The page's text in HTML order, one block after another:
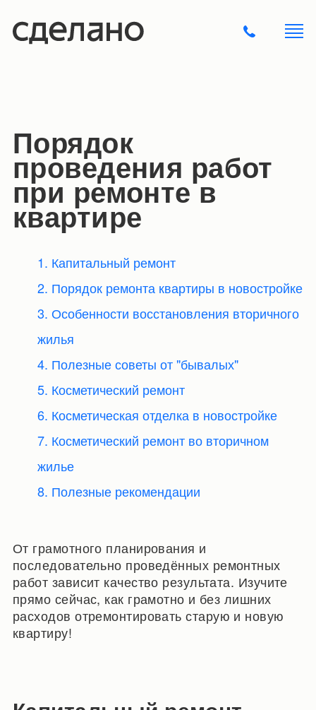
Порядок
проведения работ
при ремонте в
квартире
1. Капитальный ремонт
2. Порядок ремонта квартиры в новостройке
3. Особенности восстановления вторичного
жилья
4. Полезные советы от "бывалых"
5. Косметический ремонт
6. Косметическая отделка в новостройке
7. Косметический ремонт во вторичном
жилье
8. Полезные рекомендации
От грамотного планирования и
последовательно проведённых ремонтных
работ зависит качество результата. Изучите
прямо сейчас, как грамотно и без лишних
расходов отремонтировать старую и новую
квартиру!